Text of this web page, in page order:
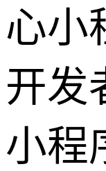
开发
小程